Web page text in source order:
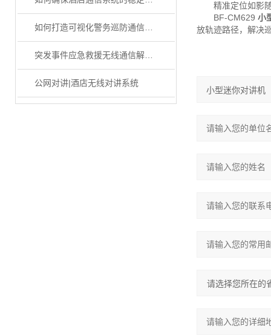
如何打造可视化警务巡防通信解决方案
突发事件应急救援无线通信解决方案
公网对讲|酒店无线对讲系统
精准定位如影
BF-CM629 小
放轨迹路径，解决